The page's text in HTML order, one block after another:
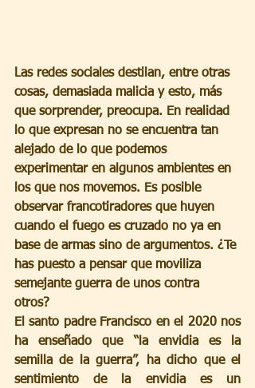
Las redes sociales destilan, entre otras
cosas, demasiada malicia y esto, más
que sorprender, preocupa. En realidad
lo que expresan no se encuentra tan
alejado de lo que podemos
experimentar en algunos ambientes en
los que nos movemos. Es posible
observar francotiradores que huyen
cuando el fuego es cruzado no ya en
base de armas sino de argumentos. ¿Te
has puesto a pensar que moviliza
semejante guerra de unos contra
otros?
El santo padre Francisco en el 2020 nos
ha enseñado que “la envidia es la
semilla de la guerra”, ha dicho que el
sentimiento de la envidia es un